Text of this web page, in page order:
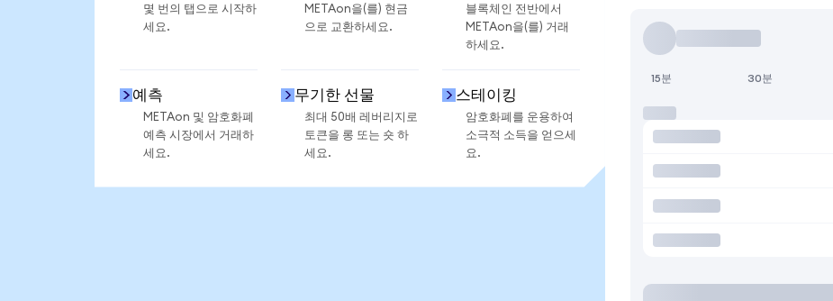
몇 번의 탭으로 시작하
세요.
METAon을(를) 현금
으로 교환하세요.
블록체인 전반에서
METAon을(를) 거래
하세요.
예측
METAon 및 암호화폐
예측 시장에서 거래하
세요.
무기한 선물
최대 50배 레버리지로
토큰을 롱 또는 숏 하
세요.
스테이킹
암호화폐를 운용하여
소극적 소득을 얻으세
요.
15분 30분